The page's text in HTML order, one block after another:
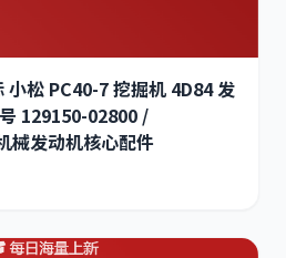
松 PC40-7 挖掘机 4D84 发
129150-02800 /
械发动机核心配件